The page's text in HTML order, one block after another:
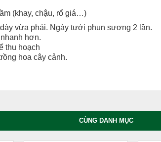
(khay, chậu, rổ giá…)
vừa phải. Ngày tưới phun sương 2 lần.
hơn.
thu hoạch
hoa cây cảnh.
CÙNG DANH MỤC